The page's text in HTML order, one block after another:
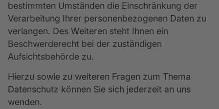
bestimmten Umständen die Einschränkung der
Verarbeitung Ihrer personenbezogenen Daten zu
verlangen. Des Weiteren steht Ihnen ein
Beschwerderecht bei der zuständigen
Aufsichtsbehörde zu.
Hierzu sowie zu weiteren Fragen zum Thema
Datenschutz können Sie sich jederzeit an uns
wenden.